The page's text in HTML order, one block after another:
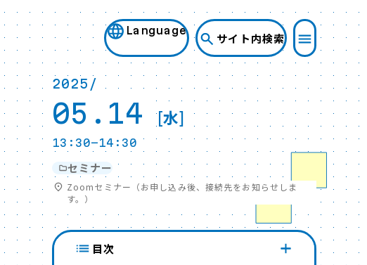
Language
サイト内検索
2025/
05.14 [水]
13:30-14:30
セミナー
Zoomセミナー（お申し込み後、接続先をお知らせしま
す。）
目次